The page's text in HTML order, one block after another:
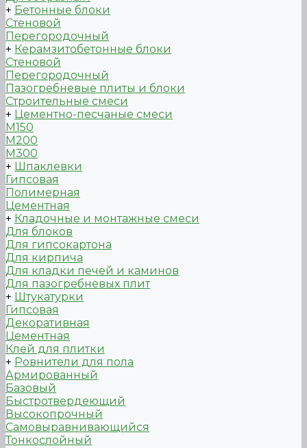
+ Бетонные блоки
Стеновой
Перегородочный
+ Керамзитобетонные блоки
Стеновой
Перегородочный
Пазогребневые плиты и блоки
Строительные смеси
+ Цементно-песчаные смеси
М150
М200
М300
+ Шпаклевки
Гипсовая
Полимерная
Цементная
+ Кладочные и монтажные смеси
Для блоков
Для гипсокартона
Для кирпича
Для кладки печей и каминов
Для пазогребневых плит
+ Штукатурки
Гипсовая
Декоративная
Цементная
Клей для плитки
+ Ровнители для пола
Армированный
Базовый
Быстротвердеющий
Высокопрочный
Самовыравнивающийся
Тонкослойный